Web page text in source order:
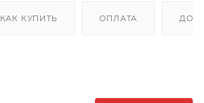
КАК КУПИТЬ ОПЛАТА